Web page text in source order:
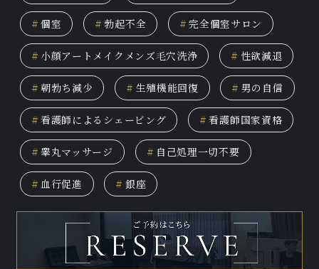
# 個室 # 勃起不全 # 完全個室サロン
# 小顔アートメイクメンズ毛穴洗浄 # 性欲減退
# 朝勃ち減少 # 生殖機能回復 # 男の自信
# 看護師によるシェービング # 看護師国家資格
# 睾丸マッサージ # 自己処理一切不要
# 血行促進 # 銀座